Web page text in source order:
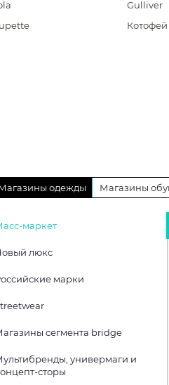
Gulliver
Котофей
одежды Магазины
маркет
люкс
марки
сегмента bridge
универмаги и
сторы